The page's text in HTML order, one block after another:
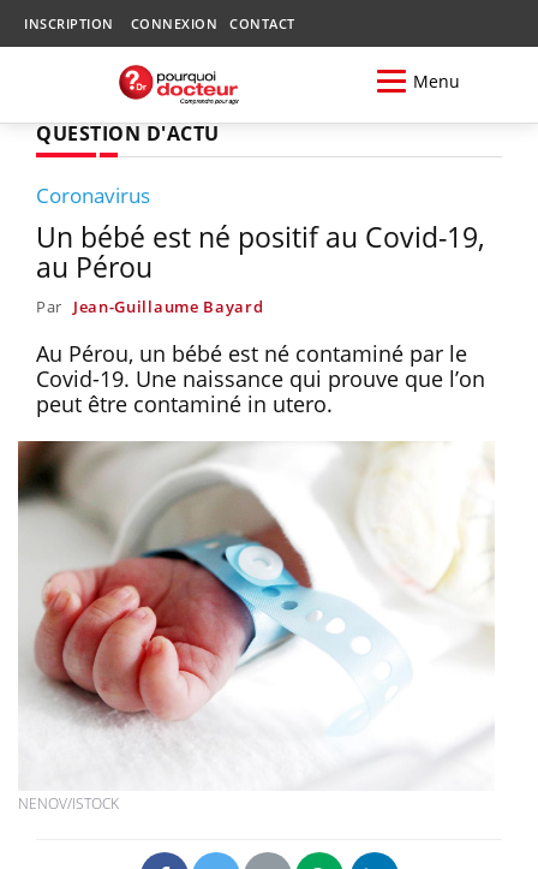
INSCRIPTION CONNEXION CONTACT
Menu
QUESTION D'ACTU
Coronavirus
Un bébé est né positif au Covid-19,
au Pérou
Par Jean-Guillaume Bayard
Au Pérou, un bébé est né contaminé par le
Covid-19. Une naissance qui prouve que l’on
peut être contaminé in utero.
NENOV/ISTOCK